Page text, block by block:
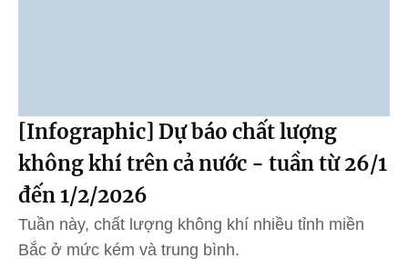
[Infographic] Dự báo chất lượng
không khí trên cả nước - tuần từ 26/1
đến 1/2/2026
Tuần này, chất lượng không khí nhiều tỉnh miền
Bắc ở mức kém và trung bình.